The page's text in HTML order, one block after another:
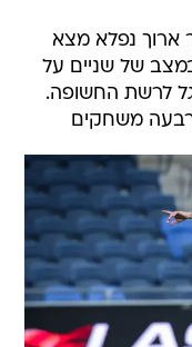
ארוך נפלא מצא
של שניים על
לרשת החשופה.
משחקים